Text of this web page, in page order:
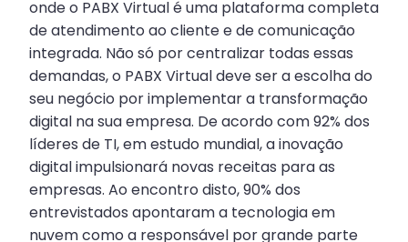
onde o PABX Virtual é uma plataforma completa
de atendimento ao cliente e de comunicação
integrada. Não só por centralizar todas essas
demandas, o PABX Virtual deve ser a escolha do
seu negócio por implementar a transformação
digital na sua empresa. De acordo com 92% dos
líderes de TI, em estudo mundial, a inovação
digital impulsionará novas receitas para as
empresas. Ao encontro disto, 90% dos
entrevistados apontaram a tecnologia em
nuvem como a responsável por grande parte